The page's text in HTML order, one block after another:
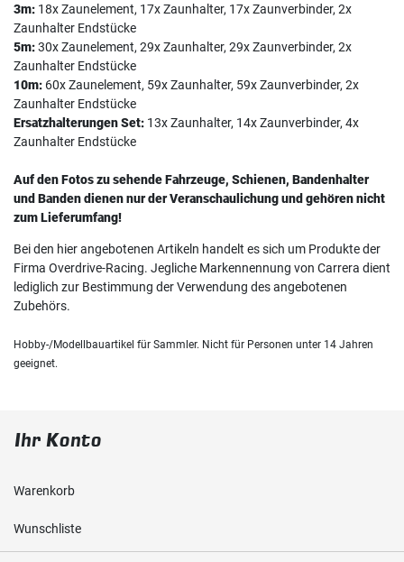
3m: 18x Zaunelement, 17x Zaunhalter, 17x Zaunverbinder, 2x
Zaunhalter Endstücke
5m:30x Zaunelement, 29x Zaunhalter, 29x Zaunverbinder, 2x
Zaunhalter Endstücke
10m: 60x Zaunelement, 59x Zaunhalter, 59x Zaunverbinder, 2x
Zaunhalter Endstücke
Ersatzhalterungen Set: 13x Zaunhalter, 14x Zaunverbinder, 4x
Zaunhalter Endstücke
Auf den Fotos zu sehende Fahrzeuge, Schienen, Bandenhalter
und Banden dienen nur der Veranschaulichung und gehören nicht
zum Lieferumfang!
Bei den hier angebotenen Artikeln handelt es sich um Produkte der
Firma Overdrive-Racing. Jegliche Markennennung von Carrera dient
lediglich zur Bestimmung der Verwendung des angebotenen
Zubehörs.
Hobby-/Modellbauartikel für Sammler. Nicht für Personen unter 14 Jahren
geeignet.
Ihr Konto
Warenkorb
Wunschliste